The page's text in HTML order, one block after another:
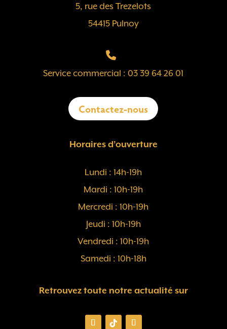
5, rue des Trezelots
54415 Pulnoy
Service commercial : 03 39 64 26 01
Contactez-nous
Horaires d’ouverture
Lundi : 14h-19h
Mardi : 10h-19h
Mercredi : 10h-19h
Jeudi : 10h-19h
Vendredi : 10h-19h
Samedi : 10h-18h
Retrouvez toute notre actualité sur